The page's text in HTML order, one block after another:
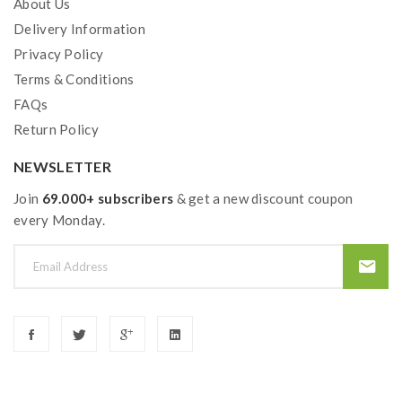
About Us
Delivery Information
Privacy Policy
Terms & Conditions
FAQs
Return Policy
NEWSLETTER
Join 69.000+ subscribers & get a new discount coupon
every Monday.